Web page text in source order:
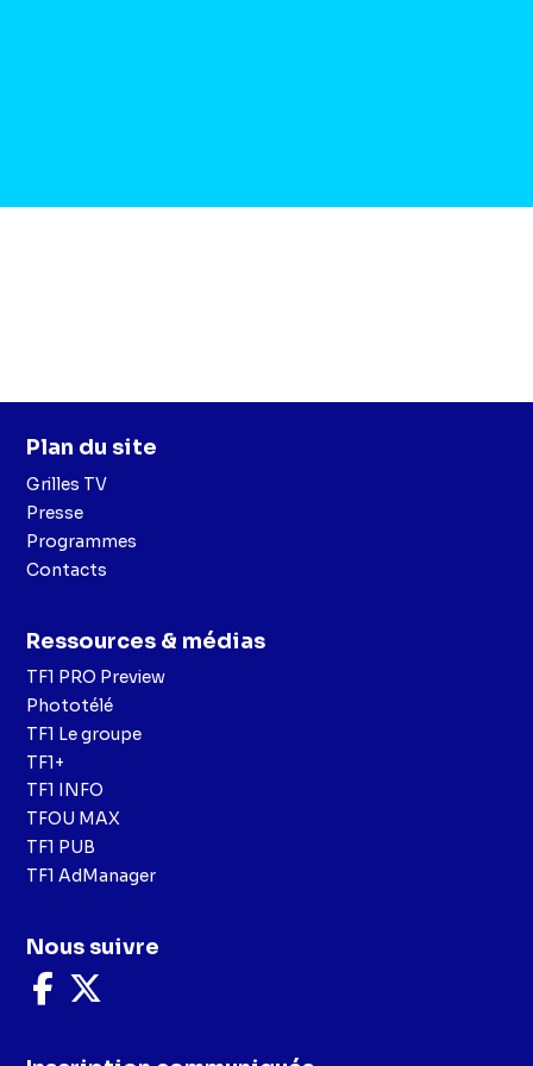
Plan du site
Grilles TV
Presse
Programmes
Contacts
Ressources & médias
TF1 PRO Preview
Phototélé
TF1 Le groupe
TF1+
TF1 INFO
TFOU MAX
TF1 PUB
TF1 AdManager
Nous suivre
Nous
suivre
Facebook
X